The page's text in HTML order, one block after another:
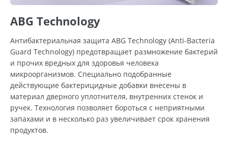
ABG Technology
Антибактериальная защита ABG Technology (Anti-Bacteria
Guard Technology) предотвращает размножение бактерий
и прочих вредных для здоровья человека
микроорганизмов. Специально подобранные
действующие бактерицидные добавки внесены в
материал дверного уплотнителя, внутренних стенок и
ручек. Технология позволяет бороться с неприятными
запахами и в несколько раз увеличивает срок хранения
продуктов.